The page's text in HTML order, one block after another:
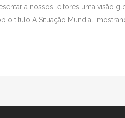
a nossos leitores uma visão
título A Situação Mundial,